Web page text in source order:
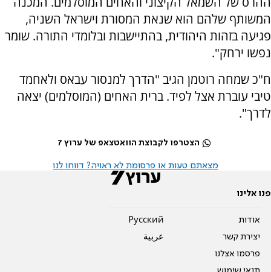
המשותף שלהם הוא שנאת המסורת וישראל השניה,
פגיעה בזהות היהודית, בהתיישבות ובלומדי התורה. שומר
נפשו ירחק".
ח"כ שמחה רוטמן הגיב "הדרך למנסור עבאס ולאחמד
טיבי עוברת אצל לפיד. ברית האחים (המוסלמים) יצאה
לדרך".
הצטרפו לקבוצת הוואטצאפ של ערוץ 7
מצאתם טעות או פרסומת לא ראויה? דווחו לנו
פנו אלינו
אודות
יצירת קשר
פרסמו אצלנו
Pусский
عربية